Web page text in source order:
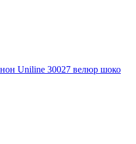
Uniline 30027 велюр шоко